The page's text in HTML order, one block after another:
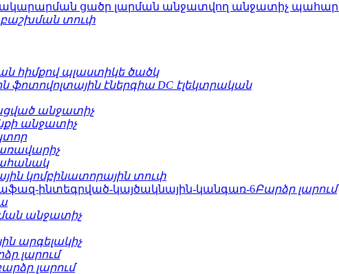
բաշխման տուփ
հիմքով պլաստիկե ծածկ
ֆոտովոլտային էներգիա DC էլեկտրական
անջատիչ
անջատիչ
կոմբինատորային տուփ
Բարձր լարում
անջատիչ
արգելակիչ
լարում
լարում